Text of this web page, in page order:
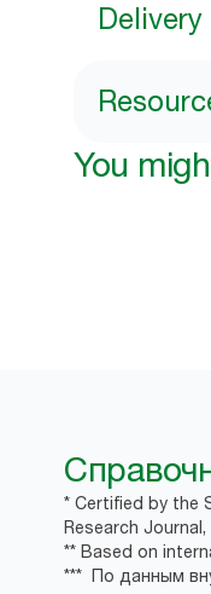
You
* Certified by the
Research Journal,
** Based on
*** По данным